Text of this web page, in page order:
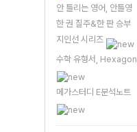
안 틀리는 영어, 안틀영
한 권 질주&한 판 승부
지인선 시리즈
수학 유형서, Hexagon
메가스터디 E분석노트